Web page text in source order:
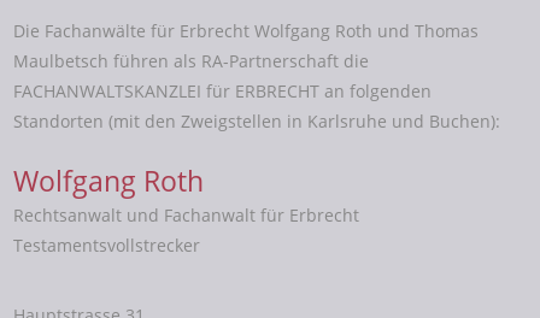
Die Fachanwälte für Erbrecht Wolfgang Roth und Thomas
Maulbetsch führen als RA-Partnerschaft die
FACHANWALTSKANZLEI für ERBRECHT an folgenden
Standorten (mit den Zweigstellen in Karlsruhe und Buchen):
Wolfgang Roth
Rechtsanwalt und Fachanwalt für Erbrecht
Testamentsvollstrecker